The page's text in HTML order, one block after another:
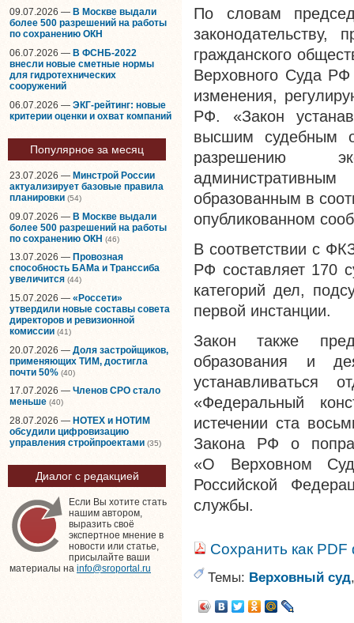
09.07.2026 — В Москве выдали
более 500 разрешений на работы
по сохранению ОКН
06.07.2026 — В ФСНБ-2022
внесли новые сметные нормы
для гидротехнических
сооружений
06.07.2026 — ЭКГ-рейтинг: новые
критерии оценки и охват компаний
Популярное за месяц
23.07.2026 — Минстрой России
актуализирует базовые правила
планировки (54)
09.07.2026 — В Москве выдали
более 500 разрешений на работы
по сохранению ОКН (46)
13.07.2026 — Провозная
способность БАМа и Транссиба
увеличится (44)
15.07.2026 — «Россети»
утвердили новые составы совета
директоров и ревизионной
комиссии (41)
20.07.2026 — Доля застройщиков,
применяющих ТИМ, достигла
почти 50% (40)
17.07.2026 — Членов СРО стало
меньше (40)
28.07.2026 — НОТЕХ и НОТИМ
обсудили цифровизацию
управления стройпроектами (35)
Диалог с редакцией
Если Вы хотите стать
нашим автором,
выразить своё
экспертное мнение в
новости или статье,
присылайте ваши
материалы на info@sroportal.ru
По словам
гражданского
Верховного Суда
изменения,
РФ. «Закон
высшим судебным
разрешению
образованным в
опубликованном
В соответствии с
РФ составляет 170
категорий дел,
первой инстанции.
Закон также
образования и
«Федеральный
истечении ста
Закона РФ о
«О Верховном
Российской
службы.
Сохранить как
Темы: Верховный суд